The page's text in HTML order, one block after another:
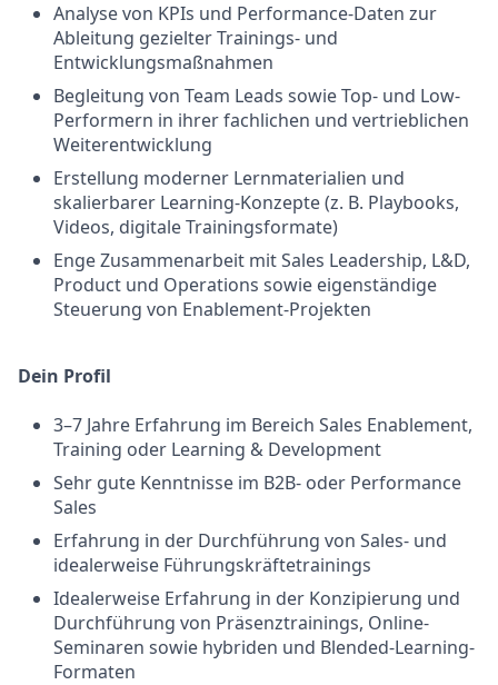
Analyse von KPIs und Performance-Daten zur
Ableitung gezielter Trainings- und
Entwicklungsmaßnahmen
Begleitung von Team Leads sowie Top- und Low-
Performern in ihrer fachlichen und vertrieblichen
Weiterentwicklung
Erstellung moderner Lernmaterialien und
skalierbarer Learning-Konzepte (z. B. Playbooks,
Videos, digitale Trainingsformate)
Enge Zusammenarbeit mit Sales Leadership, L&D,
Product und Operations sowie eigenständige
Steuerung von Enablement-Projekten
Dein Profil
3–7 Jahre Erfahrung im Bereich Sales Enablement,
Training oder Learning & Development
Sehr gute Kenntnisse im B2B- oder Performance
Sales
Erfahrung in der Durchführung von Sales- und
idealerweise Führungskräftetrainings
Idealerweise Erfahrung in der Konzipierung und
Durchführung von Präsenztrainings, Online-
Seminaren sowie hybriden und Blended-Learning-
Formaten